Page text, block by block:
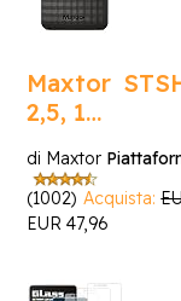
Maxtor
2,5, 1…
di Maxtor
(1002) Acquista:
EUR 47,96